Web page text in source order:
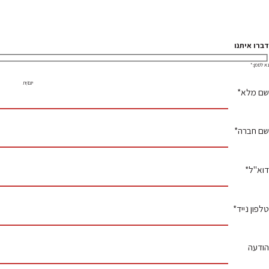
דברו איתנו
נא לסמן:*
יזם/ית
שם מלא*
שם חברה*
דוא"ל*
טלפון נייד*
הודעה